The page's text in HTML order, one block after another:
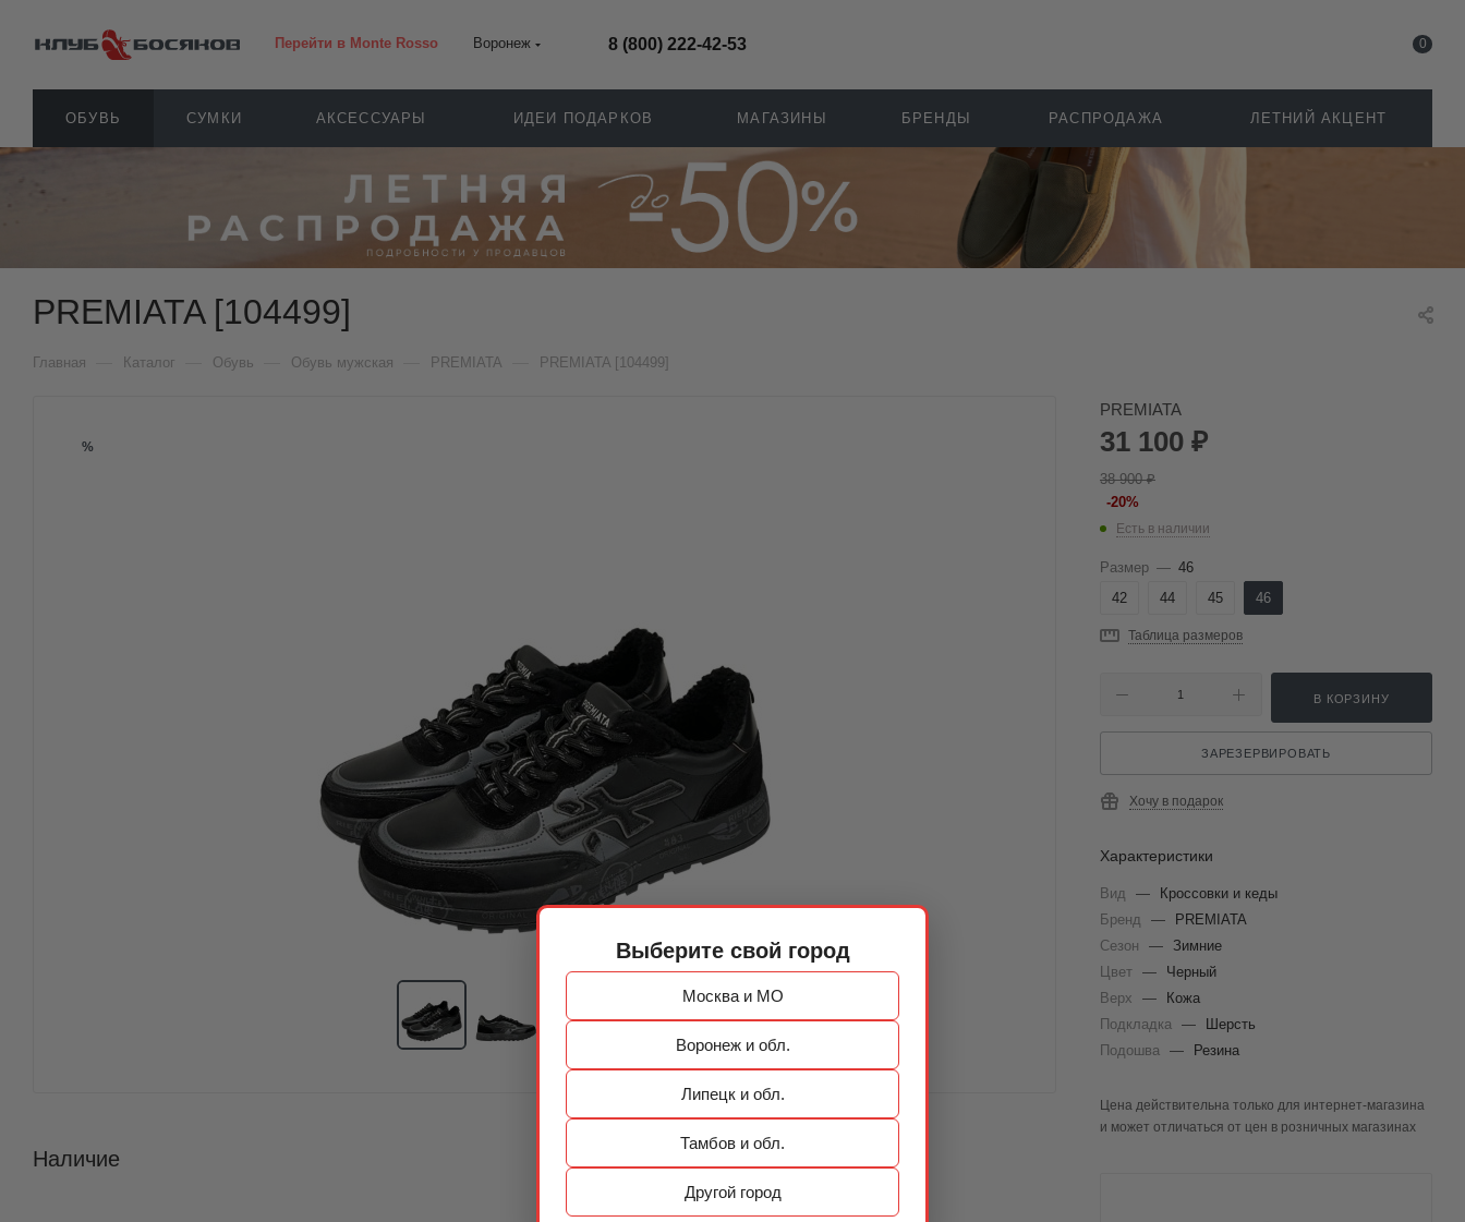
Выберите свой город
Москва и МО
Воронеж и обл.
Липецк и обл.
Тамбов и обл.
Другой город
Перейти в Monte Rosso Воронеж 8 (800) 222-42-53 0
ОБУВЬ СУМКИ АКСЕССУАРЫ ИДЕИ ПОДАРКОВ МАГАЗИНЫ БРЕНДЫ РАСПРОДАЖА ЛЕТНИЙ АКЦЕНТ
PREMIATA [104499]
Главная Каталог Обувь Обувь мужская PREMIATA PREMIATA [104499]
%
Наличие
PREMIATA
31 100 ₽
38 900₽
-20%
Есть в наличии
Размер — 46
42
44 45 46
Таблица размеров
В КОРЗИНУ
ЗАРЕЗЕРВИРОВАТЬ
Хочу в подарок
Характеристики
Вид —
Кроссовки и кеды
Бренд
—
PREMIATA
Сезон
— Зимние
Цвет —
Черный
Верх
—
Кожа
Подкладка —
Шерсть
Подошва — Резина
Цена действительна только для интернет-магазина
и может отличаться от цен в розничных магазинах